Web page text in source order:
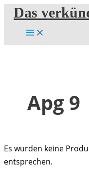
Zum
Inhalt
springen
Das
Apg 9
Es wurden keine
entsprechen.